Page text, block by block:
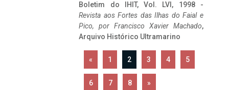
Boletim do IHIT, Vol. LVI, 1998 -
Revista aos Fortes das Ilhas do Faial e
Pico, por Francisco Xavier Machado,
Arquivo Histórico Ultramarino
« 1 2 3 4 5
6 7 8 »